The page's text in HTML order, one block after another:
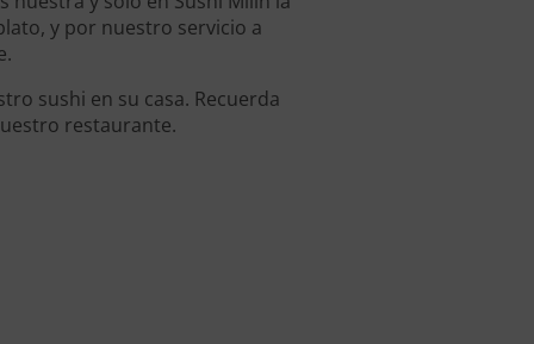
y por nuestro servicio a
sushi en su casa. Recuerda
restaurante.